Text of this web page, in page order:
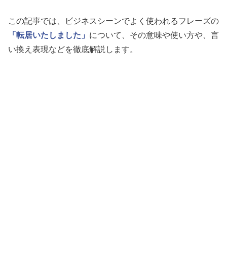
この記事では、ビジネスシーンでよく使われるフレーズの
「転居いたしました」 について、その意味や使い方や、言
い換え表現などを徹底解説します。